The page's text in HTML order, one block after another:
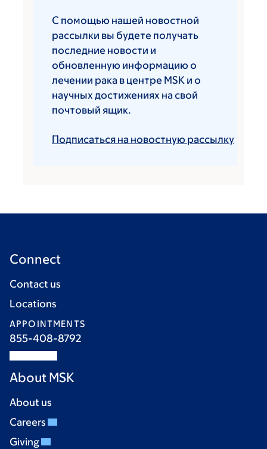
С помощью нашей новостной
рассылки вы будете получать
последние новости и
обновленную информацию о
лечении рака в центре MSK и о
научных достижениях на свой
почтовый ящик.
Подписаться на новостную рассылку
Connect
Contact us
Locations
APPOINTMENTS
855-408-8792
About MSK
About us
Careers
Giving